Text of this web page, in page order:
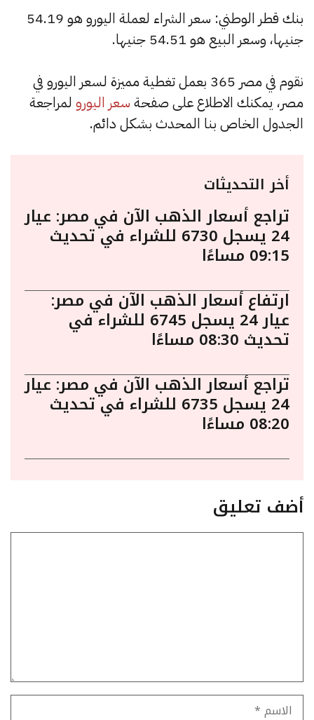
بنك قطر الوطني: سعر الشراء لعملة اليورو هو 54.19
جنيها، وسعر البيع هو 54.51 جنيها.
نقوم في مصر 365 بعمل تغطية مميزة لسعر اليورو في
مصر، يمكنك الاطلاع على صفحة سعر اليورو لمراجعة
الجدول الخاص بنا المحدث بشكل دائم.
أخر التحديثات
تراجع أسعار الذهب الآن في مصر: عيار
24 يسجل 6730 للشراء في تحديث
09:15 مساءًا
ارتفاع أسعار الذهب الآن في مصر:
عيار 24 يسجل 6745 للشراء في
تحديث 08:30 مساءًا
تراجع أسعار الذهب الآن في مصر: عيار
24 يسجل 6735 للشراء في تحديث
08:20 مساءًا
أضف تعليق
الاسم